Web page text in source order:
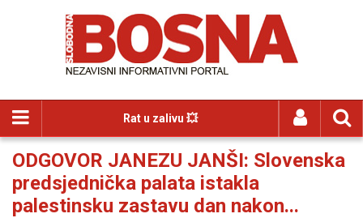
Rat u zalivu 💥
ODGOVOR JANEZU JANŠI: Slovenska
predsjednička palata istakla
palestinsku zastavu dan nakon...